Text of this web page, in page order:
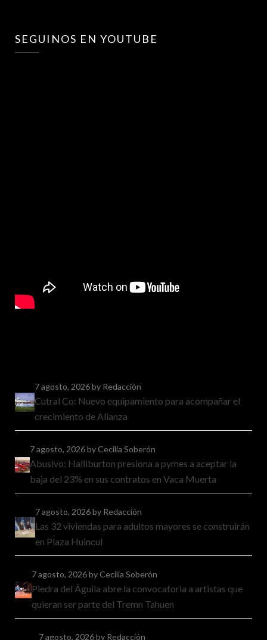
SEGUINOS EN YOUTUBE
7 agosto, 2026by Redacción
Cutral Co: Nuevo equipamiento para acompañar el
crecimiento de Alianza
7 agosto, 2026by Cecilia Soberón
Abusivo: Halliburton presiona a pymes a aceptar la
baja del 23% en sus contratos en Vaca Muerta
7 agosto, 2026by Redacción
Las 32 viviendas para adultos mayores se construirán
en Plaza Huincul
7 agosto, 2026by Cecilia Soberón
Piedra del Águila abre la convocatoria a artistas que
quieran ser parte del Tremn Tahuen
7 agosto, 2026by Redacción